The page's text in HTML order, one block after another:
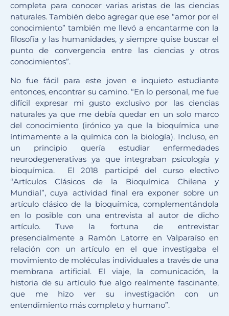
completa para conocer varias aristas de las ciencias
naturales. También debo agregar que ese “amor por el
conocimiento” también me llevó a encantarme con la
filosofía y las humanidades, y siempre quise buscar el
punto de convergencia entre las ciencias y otros
conocimientos”.
No fue fácil para este joven e inquieto estudiante
entonces, encontrar su camino. “En lo personal, me fue
difícil expresar mi gusto exclusivo por las ciencias
naturales ya que me debía quedar en un solo marco
del conocimiento (irónico ya que la bioquímica une
íntimamente a la química con la biología). Incluso, en
un principio quería estudiar enfermedades
neurodegenerativas ya que integraban psicología y
bioquímica. El 2018 participé del curso electivo
“Artículos Clásicos de la Bioquímica Chilena y
Mundial”, cuya actividad final era exponer sobre un
artículo clásico de la bioquímica, complementándola
en lo posible con una entrevista al autor de dicho
artículo. Tuve la fortuna de entrevistar
presencialmente a Ramón Latorre en Valparaíso en
relación con un artículo en el que investigaba el
movimiento de moléculas individuales a través de una
membrana artificial. El viaje, la comunicación, la
historia de su artículo fue algo realmente fascinante,
que me hizo ver su investigación con un
entendimiento más completo y humano”.